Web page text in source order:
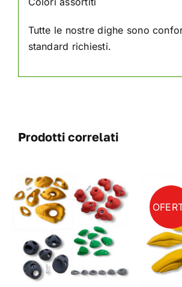
Tutte le nostre dighe sono
standard richiesti.
Prodotti correlati
SCEGLI
QUESTO
PRODOTTO
HA
PIÙ
/ DETAILS